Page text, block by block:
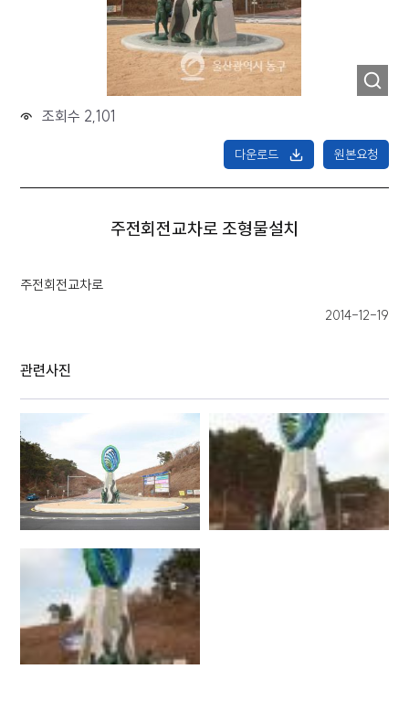
조회수 2,101
다운로드 원본요청
주전회전교차로 조형물설치
주전회전교차로
2014-12-19
관련사진